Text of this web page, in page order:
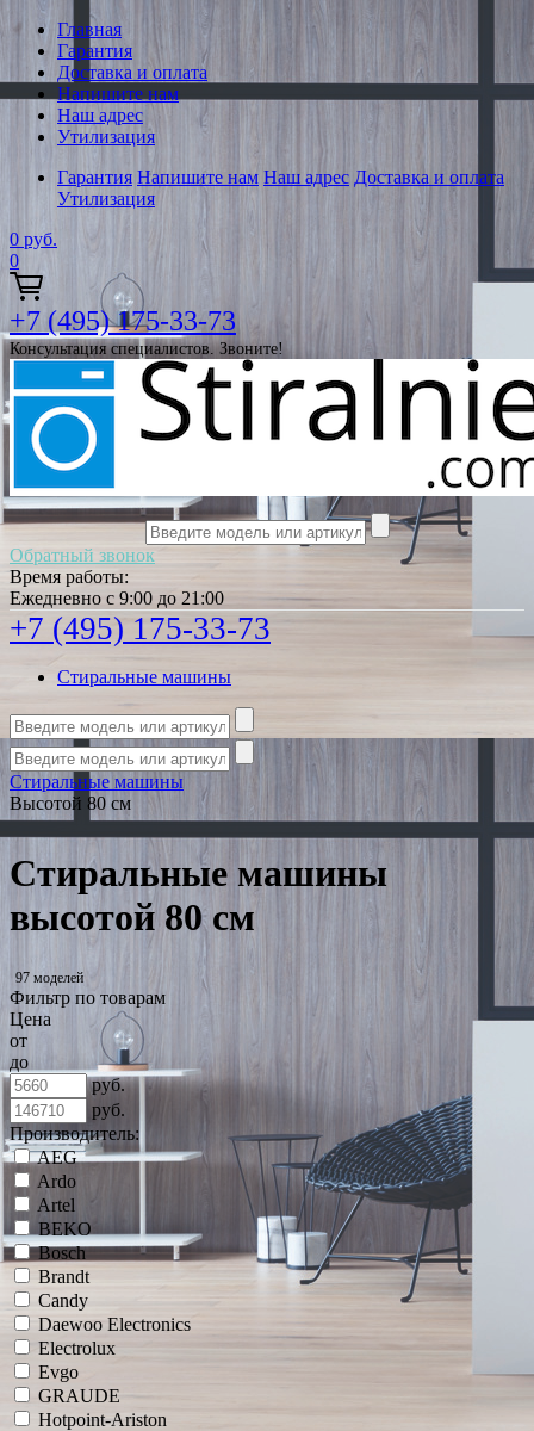
Главная
Гарантия
Доставка и оплата
Напишите нам
Наш адрес
Утилизация
Гарантия Напишите нам Наш адрес Доставка и оплата
Утилизация
0 руб.
0
+7 (495) 175-33-73
Консультация специалистов. Звоните!
Обратный звонок
Время работы:
Ежедневно с 9:00 до 21:00
+7 (495) 175-33-73
Стиральные машины
Стиральные машины
Высотой 80 см
Стиральные машины
высотой 80 см
97 моделей
Фильтр по товарам
Цена
от
до
руб.
руб.
Производитель:
AEG
Ardo
Artel
BEKO
Bosch
Brandt
Candy
Daewoo Electronics
Electrolux
Evgo
GRAUDE
Hotpoint-Ariston